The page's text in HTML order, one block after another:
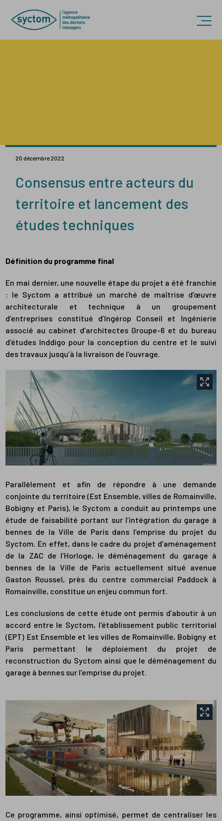
Accèder directement au contenu
20 décembre 2022
Consensus entre acteurs du
territoire et lancement des
études techniques
Définition du programme final
En mai dernier, une nouvelle étape du projet a été franchie
: le Syctom a attribué un marché de maîtrise d’œuvre
architecturale et technique à un groupement
d’entreprises constitué d’Ingérop Conseil et Ingénierie
associé au cabinet d’architectes Groupe-6 et du bureau
d’études Inddigo pour la conception du centre et le suivi
des travaux jusqu’à la livraison de l’ouvrage.
Parallèlement et afin de répondre à une demande
conjointe du territoire (Est Ensemble, villes de Romainville,
Bobigny et Paris), le Syctom a conduit au printemps une
étude de faisabilité portant sur l’intégration du garage à
bennes de la Ville de Paris dans l’emprise du projet du
Syctom. En effet, dans le cadre du projet d’aménagement
de la ZAC de l’Horloge, le déménagement du garage à
bennes de la Ville de Paris actuellement situé avenue
Gaston Roussel, près du centre commercial Paddock à
Romainville, constitue un enjeu commun fort.
Les conclusions de cette étude ont permis d’aboutir à un
accord entre le Syctom, l’établissement public territorial
(EPT) Est Ensemble et les villes de Romainville, Bobigny et
Paris permettant le déploiement du projet de
reconstruction du Syctom ainsi que le déménagement du
garage à bennes sur l’emprise du projet.
Ce programme, ainsi optimisé, permet de centraliser les